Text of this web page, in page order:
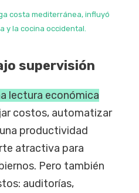
costa mediterránea, influyó
y la cocina occidental.
supervisión
lectura económica
costos, automatizar
productividad
atractiva para
Pero también
auditorías,